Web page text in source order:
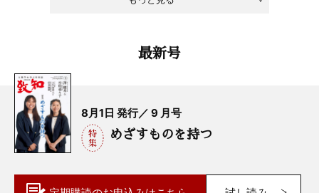
最新号
8月1日 発行／ 9 月号
めざすものを持つ